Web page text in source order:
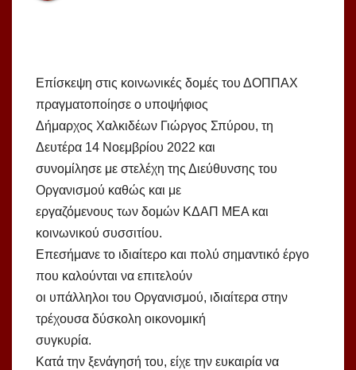
Επίσκεψη στις κοινωνικές δομές του ΔΟΠΠΑΧ
πραγματοποίησε ο υποψήφιος
Δήμαρχος Χαλκιδέων Γιώργος Σπύρου, τη
Δευτέρα 14 Νοεμβρίου 2022 και
συνομίλησε με στελέχη της Διεύθυνσης του
Οργανισμού καθώς και με
εργαζόμενους των δομών ΚΔΑΠ ΜΕΑ και
κοινωνικού συσσιτίου.
Επεσήμανε το ιδιαίτερο και πολύ σημαντικό έργο
που καλούνται να επιτελούν
οι υπάλληλοι του Οργανισμού, ιδιαίτερα στην
τρέχουσα δύσκολη οικονομική
συγκυρία.
Κατά την ξενάγησή του, είχε την ευκαιρία να